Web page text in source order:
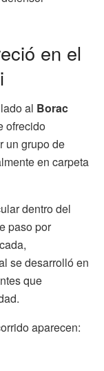
en el
al Borac
ofrecido
un grupo de
en carpeta
dentro del
paso por
se desarrolló en
que
aparecen: